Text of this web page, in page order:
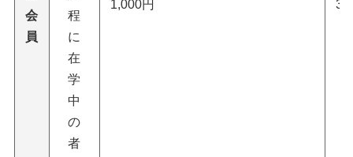
会
員
程
に
在
学
中
の
者
1,000円